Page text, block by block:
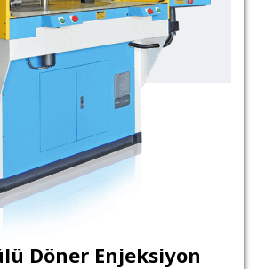
Döner Enjeksiyon